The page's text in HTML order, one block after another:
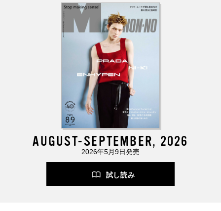
AUGUST-SEPTEMBER, 2026
2026年5月9日発売
試し読み